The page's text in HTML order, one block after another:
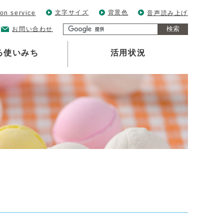
service 文字サイズ 背景色 音声読み上げ
お問い合わせ 検索
使いみち 活用状況